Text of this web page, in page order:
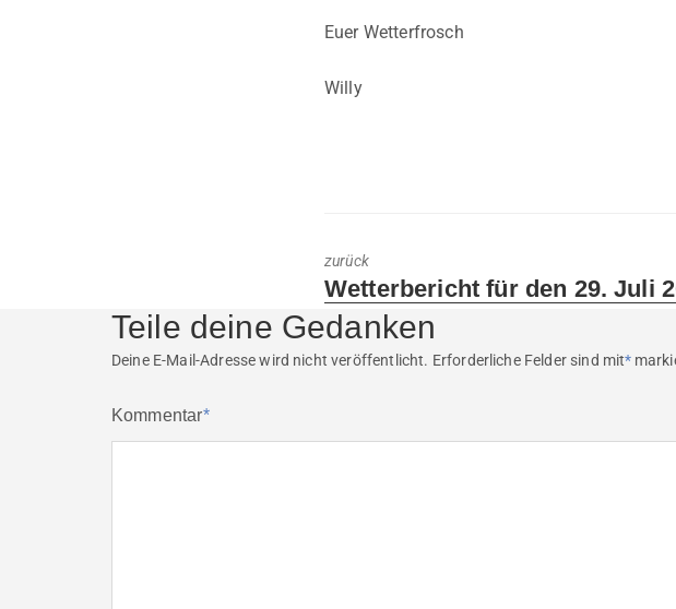
Euer Wetterfrosch
Willy
zurück
Previous
post:
Wetterbericht für den 29. Juli
Teile deine Gedanken
Deine E-Mail-Adresse wird nicht veröffentlicht. Erforderliche Felder sind mit*
Kommentar*